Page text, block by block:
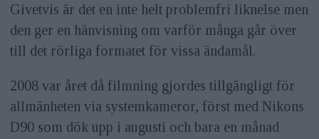
Givetvis är det en inte helt problemfri liknelse men
den ger en hänvisning om varför många går över
till det rörliga formatet för vissa ändamål.
2008 var året då filmning gjordes tillgängligt för
allmänheten via systemkameror, först med Nikons
D90 som dök upp i augusti och bara en månad